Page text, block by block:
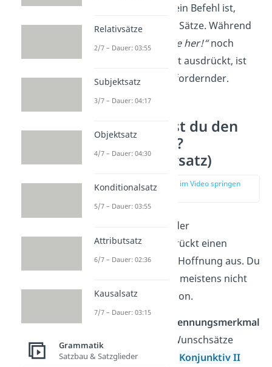
deine Bitte oder dein Befehl ist,
verkürzensich die Sätze. Während
„Schau einmal bitte her!“noch
wenig Dringlichkeit ausdrückt, ist
„Schau!“deutlich fordernder.
Wie erkennst du den
Wunschsatz?
(Desiderativsatz)
zur Stelle im Video springen
(03:58)
oder
Desiderativsatz
drückt einen
Wunsch oder eine Hoffnung aus. Du
richtest dich dabei meistens nicht
direkt an eine Person.
Erkennungsmerkmal
ist die
. Wunschsätze
nutzen häufig den Konjunktiv II
Relativsätze
2/7 – Dauer: 03:55
Subjektsatz
3/7 – Dauer: 04:17
Objektsatz
4/7 – Dauer: 04:30
Konditionalsatz
5/7 – Dauer: 03:55
Attributsatz
6/7 – Dauer: 02:36
Kausalsatz
7/7 – Dauer: 03:15
Grammatik
Satzbau & Satzglieder